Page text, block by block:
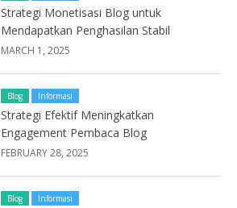
Strategi Monetisasi Blog untuk
Mendapatkan Penghasilan Stabil
MARCH 1, 2025
Blog Informasi
Strategi Efektif Meningkatkan
Engagement Pembaca Blog
FEBRUARY 28, 2025
Blog Informasi